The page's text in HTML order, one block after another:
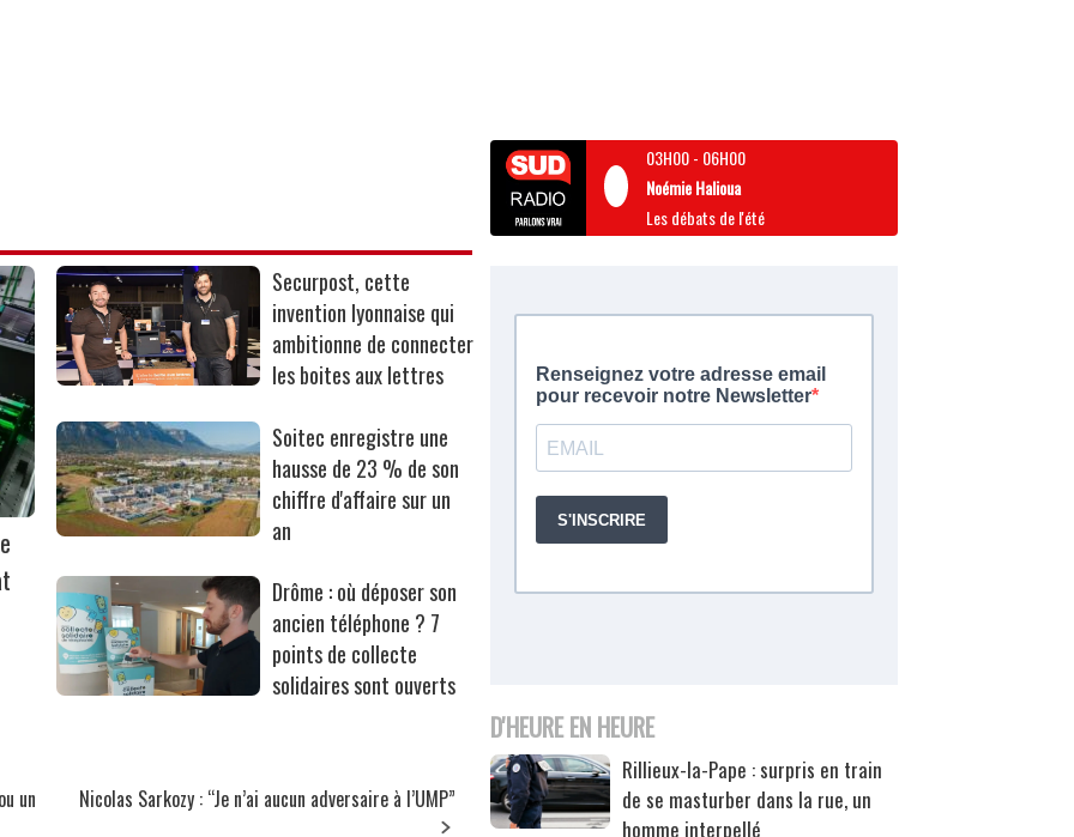
Securpost, cette
invention lyonnaise qui
ambitionne de connecter
les boites aux lettres
Soitec enregistre une
hausse de 23 % de son
chiffre d'affaire sur un
an
Drôme : où déposer son
ancien téléphone ? 7
points de collecte
solidaires sont ouverts
un Nicolas Sarkozy : “Je n’ai aucun adversaire à l’UMP”
03H00- 06H00
Noémie Halioua
Les débats de l'été
D'HEURE EN HEURE
Rillieux-la-Pape : surpris en train
de se masturber dans la rue, un
homme interpellé